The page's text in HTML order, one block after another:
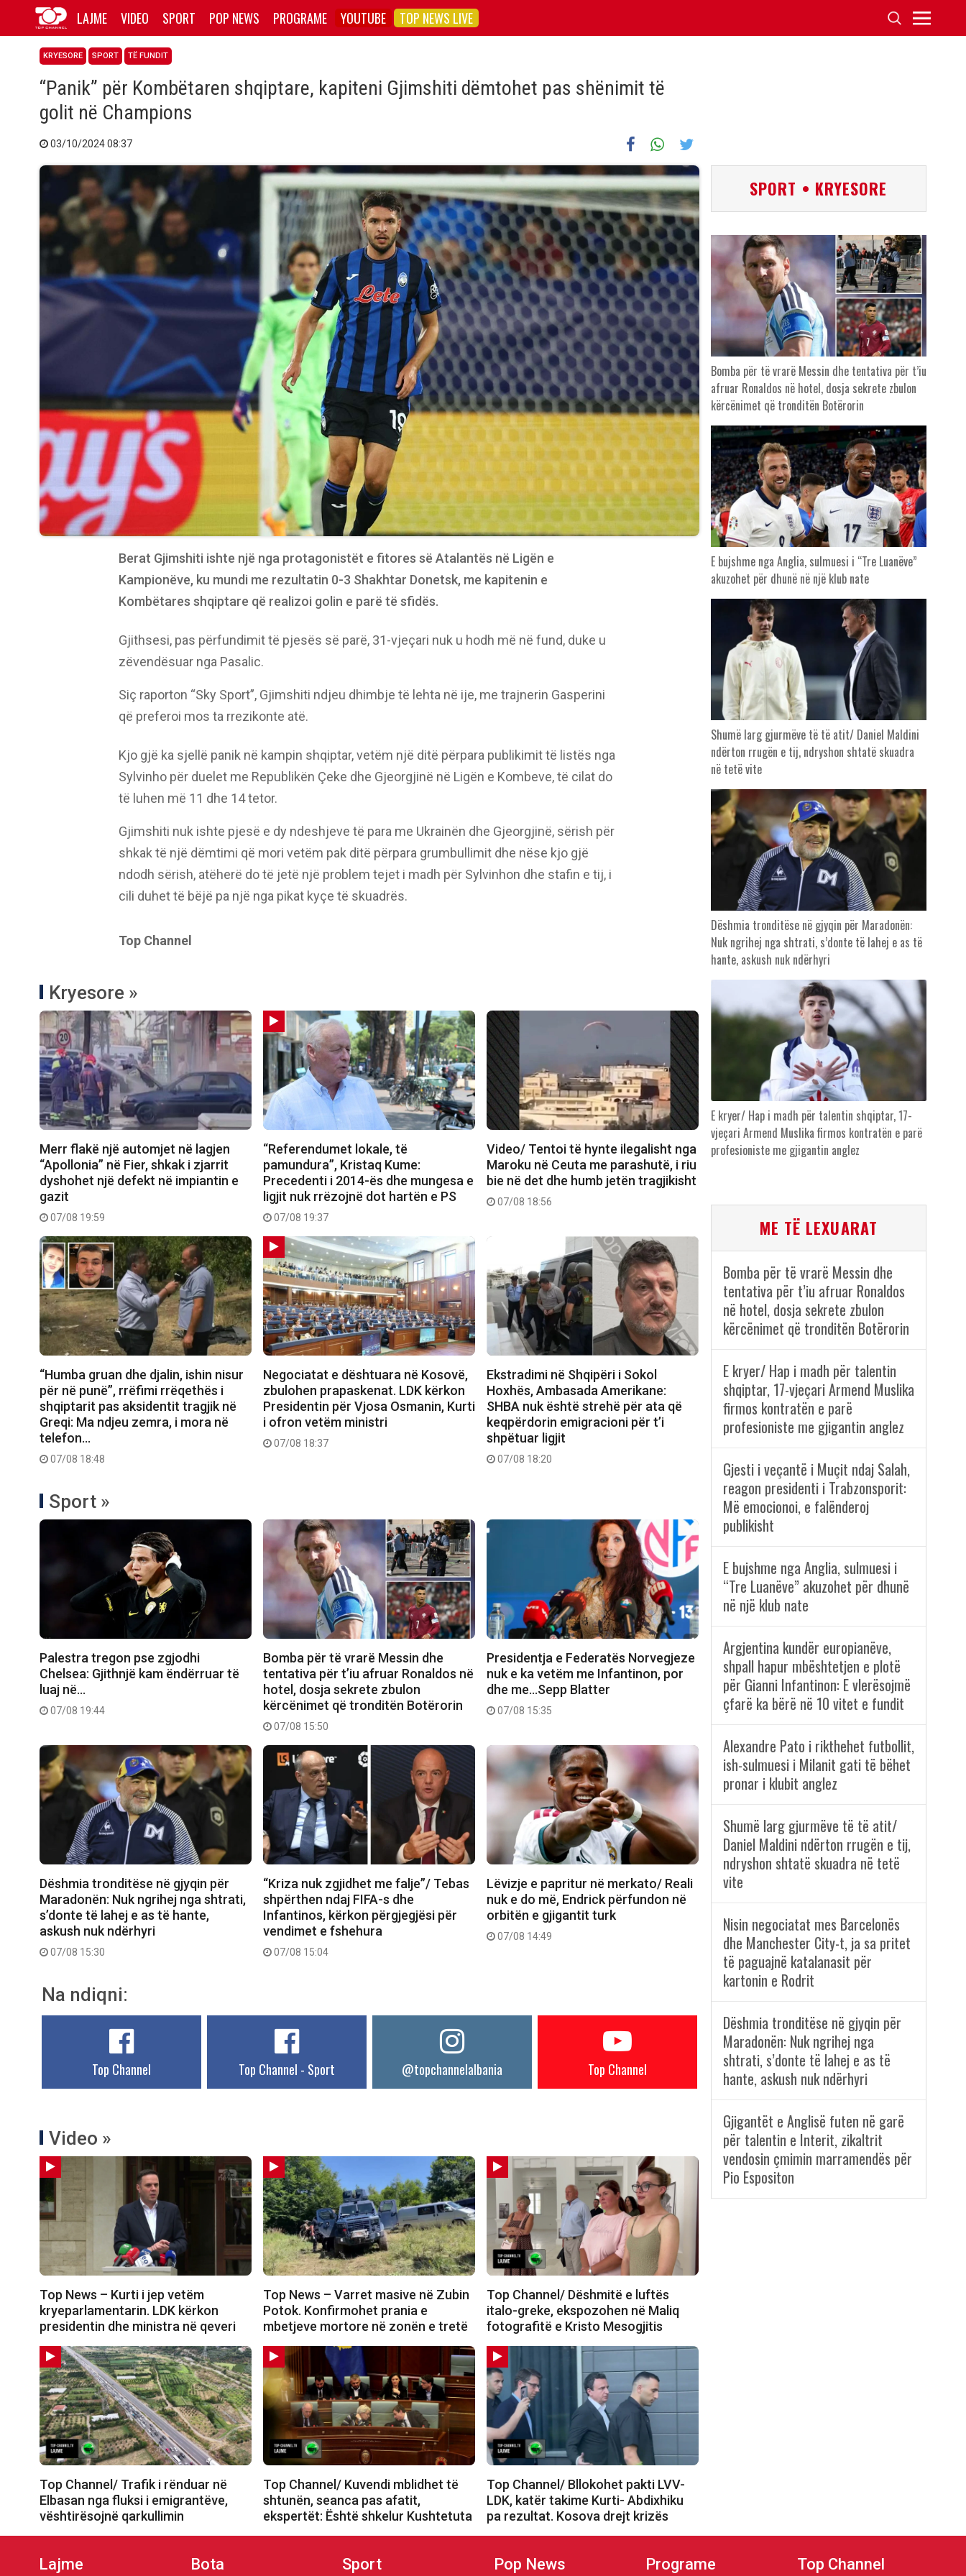
LAJME VIDEO SPORT POP NEWS PROGRAME YOUTUBE TOP NEWS LIVE
KRYESORE SPORT TË FUNDIT
“Panik” për Kombëtaren shqiptare, kapiteni Gjimshiti dëmtohet pas shënimit të
golit në Champions
03/10/2024 08:37
Berat Gjimshiti ishte një nga protagonistët e fitores së Atalantës në Ligën e
Kampionëve, ku mundi me rezultatin 0-3 Shakhtar Donetsk, me kapitenin e
Kombëtares shqiptare që realizoi golin e parë të sfidës.
Gjithsesi, pas përfundimit të pjesës së parë, 31-vjeçari nuk u hodh më në fund, duke u
zëvendësuar nga Pasalic.
Siç raporton “Sky Sport”, Gjimshiti ndjeu dhimbje të lehta në ije, me trajnerin Gasperini
që preferoi mos ta rrezikonte atë.
Kjo gjë ka sjellë panik në kampin shqiptar, vetëm një ditë përpara publikimit të listës nga
Sylvinho për duelet me Republikën Çeke dhe Gjeorgjinë në Ligën e Kombeve, të cilat do
të luhen më 11 dhe 14 tetor.
Gjimshiti nuk ishte pjesë e dy ndeshjeve të para me Ukrainën dhe Gjeorgjinë, sërish për
shkak të një dëmtimi që mori vetëm pak ditë përpara grumbullimit dhe nëse kjo gjë
ndodh sërish, atëherë do të jetë një problem tejet i madh për Sylvinhon dhe stafin e tij, i
cili duhet të bëjë pa një nga pikat kyçe të skuadrës.
Top Channel
Kryesore »
Merr flakë një automjet në lagjen
“Apollonia” në Fier, shkak i zjarrit
dyshohet një defekt në impiantin e
gazit
07/08 19:59
“Referendumet lokale, të
pamundura”, Kristaq Kume:
Precedenti i 2014-ës dhe mungesa e
ligjit nuk rrëzojnë dot hartën e PS
07/08 19:37
Video/ Tentoi të hynte ilegalisht nga
Maroku në Ceuta me parashutë, i riu
bie në det dhe humb jetën tragjikisht
07/08 18:56
“Humba gruan dhe djalin, ishin nisur
për në punë”, rrëfimi rrëqethës i
shqiptarit pas aksidentit tragjik në
Greqi: Ma ndjeu zemra, i mora në
telefon…
07/08 18:48
Negociatat e dështuara në Kosovë,
zbulohen prapaskenat. LDK kërkon
Presidentin për Vjosa Osmanin, Kurti
i ofron vetëm ministri
07/08 18:37
Ekstradimi në Shqipëri i Sokol
Hoxhës, Ambasada Amerikane:
SHBA nuk është strehë për ata që
keqpërdorin emigracioni për t’i
shpëtuar ligjit
07/08 18:20
Sport »
Palestra tregon pse zgjodhi
Chelsea: Gjithnjë kam ëndërruar të
luaj në…
07/08 19:44
Bomba për të vrarë Messin dhe
tentativa për t’iu afruar Ronaldos në
hotel, dosja sekrete zbulon
kërcënimet që tronditën Botërorin
07/08 15:50
Presidentja e Federatës Norvegjeze
nuk e ka vetëm me Infantinon, por
dhe me…Sepp Blatter
07/08 15:35
Dëshmia tronditëse në gjyqin për
Maradonën: Nuk ngrihej nga shtrati,
s’donte të lahej e as të hante,
askush nuk ndërhyri
07/08 15:30
“Kriza nuk zgjidhet me falje”/ Tebas
shpërthen ndaj FIFA-s dhe
Infantinos, kërkon përgjegjësi për
vendimet e fshehura
07/08 15:04
Lëvizje e papritur në merkato/ Reali
nuk e do më, Endrick përfundon në
orbitën e gjigantit turk
07/08 14:49
Na ndiqni:
Top Channel Top Channel - Sport @topchannelalbania Top Channel
Video »
Top News – Kurti i jep vetëm
kryeparlamentarin. LDK kërkon
presidentin dhe ministra në qeveri
Top News – Varret masive në Zubin
Potok. Konfirmohet prania e
mbetjeve mortore në zonën e tretë
Top Channel/ Dëshmitë e luftës
italo-greke, ekspozohen në Maliq
fotografitë e Kristo Mesogjitis
Top Channel/ Trafik i rënduar në
Elbasan nga fluksi i emigrantëve,
vështirësojnë qarkullimin
Top Channel/ Kuvendi mblidhet të
shtunën, seanca pas afatit,
ekspertët: Është shkelur Kushtetuta
Top Channel/ Bllokohet pakti LVV-
LDK, katër takime Kurti- Abdixhiku
pa rezultat. Kosova drejt krizës
SPORT • KRYESORE
Bomba për të vrarë Messin dhe tentativa për t’iu
afruar Ronaldos në hotel, dosja sekrete zbulon
kërcënimet që tronditën Botërorin
E bujshme nga Anglia, sulmuesi i “Tre Luanëve”
akuzohet për dhunë në një klub nate
Shumë larg gjurmëve të të atit/ Daniel Maldini
ndërton rrugën e tij, ndryshon shtatë skuadra
në tetë vite
Dëshmia tronditëse në gjyqin për Maradonën:
Nuk ngrihej nga shtrati, s’donte të lahej e as të
hante, askush nuk ndërhyri
E kryer/ Hap i madh për talentin shqiptar, 17-
vjeçari Armend Muslika firmos kontratën e parë
profesioniste me gjigantin anglez
ME TË LEXUARAT
Bomba për të vrarë Messin dhe
tentativa për t’iu afruar Ronaldos
në hotel, dosja sekrete zbulon
kërcënimet që tronditën Botërorin
E kryer/ Hap i madh për talentin
shqiptar, 17-vjeçari Armend Muslika
firmos kontratën e parë
profesioniste me gjigantin anglez
Gjesti i veçantë i Muçit ndaj Salah,
reagon presidenti i Trabzonsporit:
Më emocionoi, e falënderoj
publikisht
E bujshme nga Anglia, sulmuesi i
“Tre Luanëve” akuzohet për dhunë
në një klub nate
Argjentina kundër europianëve,
shpall hapur mbështetjen e plotë
për Gianni Infantinon: E vlerësojmë
çfarë ka bërë në 10 vitet e fundit
Alexandre Pato i rikthehet futbollit,
ish-sulmuesi i Milanit gati të bëhet
pronar i klubit anglez
Shumë larg gjurmëve të të atit/
Daniel Maldini ndërton rrugën e tij,
ndryshon shtatë skuadra në tetë
vite
Nisin negociatat mes Barcelonës
dhe Manchester City-t, ja sa pritet
të paguajnë katalanasit për
kartonin e Rodrit
Dëshmia tronditëse në gjyqin për
Maradonën: Nuk ngrihej nga
shtrati, s’donte të lahej e as të
hante, askush nuk ndërhyri
Gjigantët e Anglisë futen në garë
për talentin e Interit, zikaltrit
vendosin çmimin marramendës për
Pio Espositon
Lajme Bota Sport Pop News Programe Top Channel